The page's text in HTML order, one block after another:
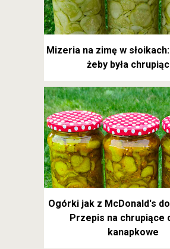
Mizeria na zimę w
żeby była
Ogórki jak z McDonald's
Przepis na chrupiące
kanapkowe